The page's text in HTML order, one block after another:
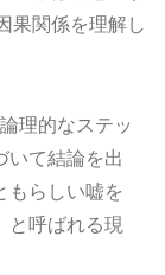
果関係を理解し
理的なステッ
いて結論を出
もらしい嘘を
と呼ばれる現